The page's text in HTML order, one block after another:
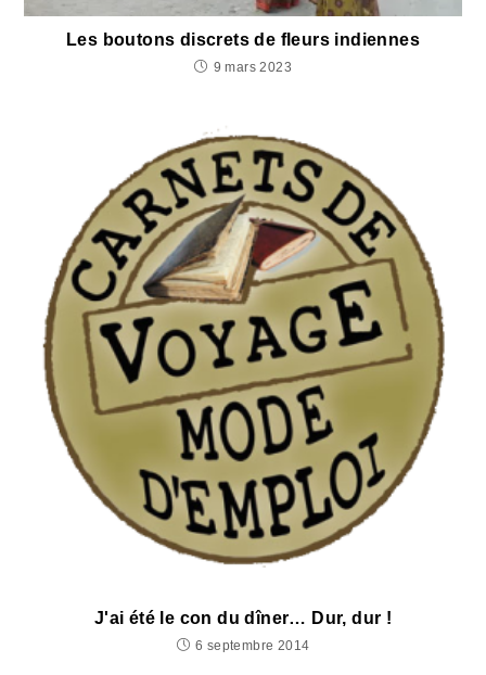
Les boutons discrets de fleurs indiennes
9 mars 2023
J'ai été le con du dîner… Dur, dur !
6 septembre 2014